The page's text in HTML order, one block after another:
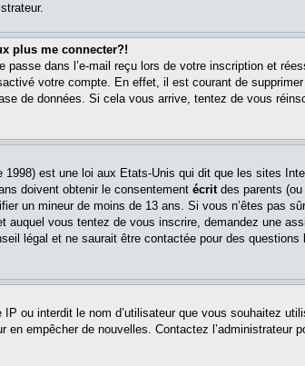
plus me connecter?!
passe dans l’e-mail reçu lors de votre inscription et
votre compte. En effet, il est courant de
de données. Si cela vous arrive, tentez de vous
1998) est une loi aux Etats-Unis qui dit que les sites
doivent obtenir le consentement écritdes parents (ou
un mineur de moins de 13 ans. Si vous n’êtes pas
vous tentez de vous inscrire, demandez une
légal et ne saurait être contactée pour des questions
ou interdit le nom d’utilisateur que vous souhaitez
en empêcher de nouvelles. Contactez l’administrateur